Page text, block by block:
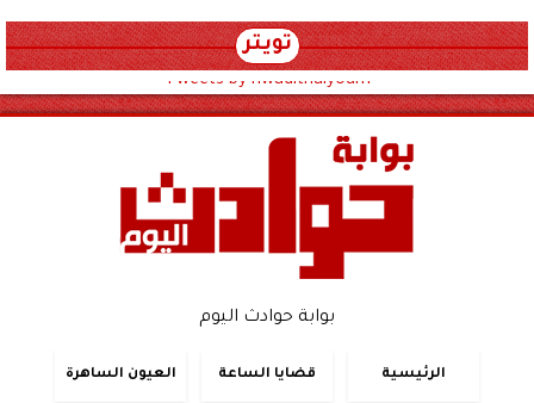
تويتر
Tweets by hwadithalyoum
بوابة حوادث اليوم
الرئيسية قضايا الساعة العيون الساهرة